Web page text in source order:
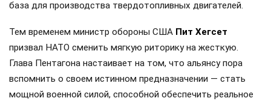
база для производства твердотопливных двигателей.
Тем временем министр обороны США Пит Хегсет
призвал НАТО сменить мягкую риторику на жесткую.
Глава Пентагона настаивает на том, что альянсу пора
вспомнить о своем истинном предназначении — стать
мощной военной силой, способной обеспечить реальное